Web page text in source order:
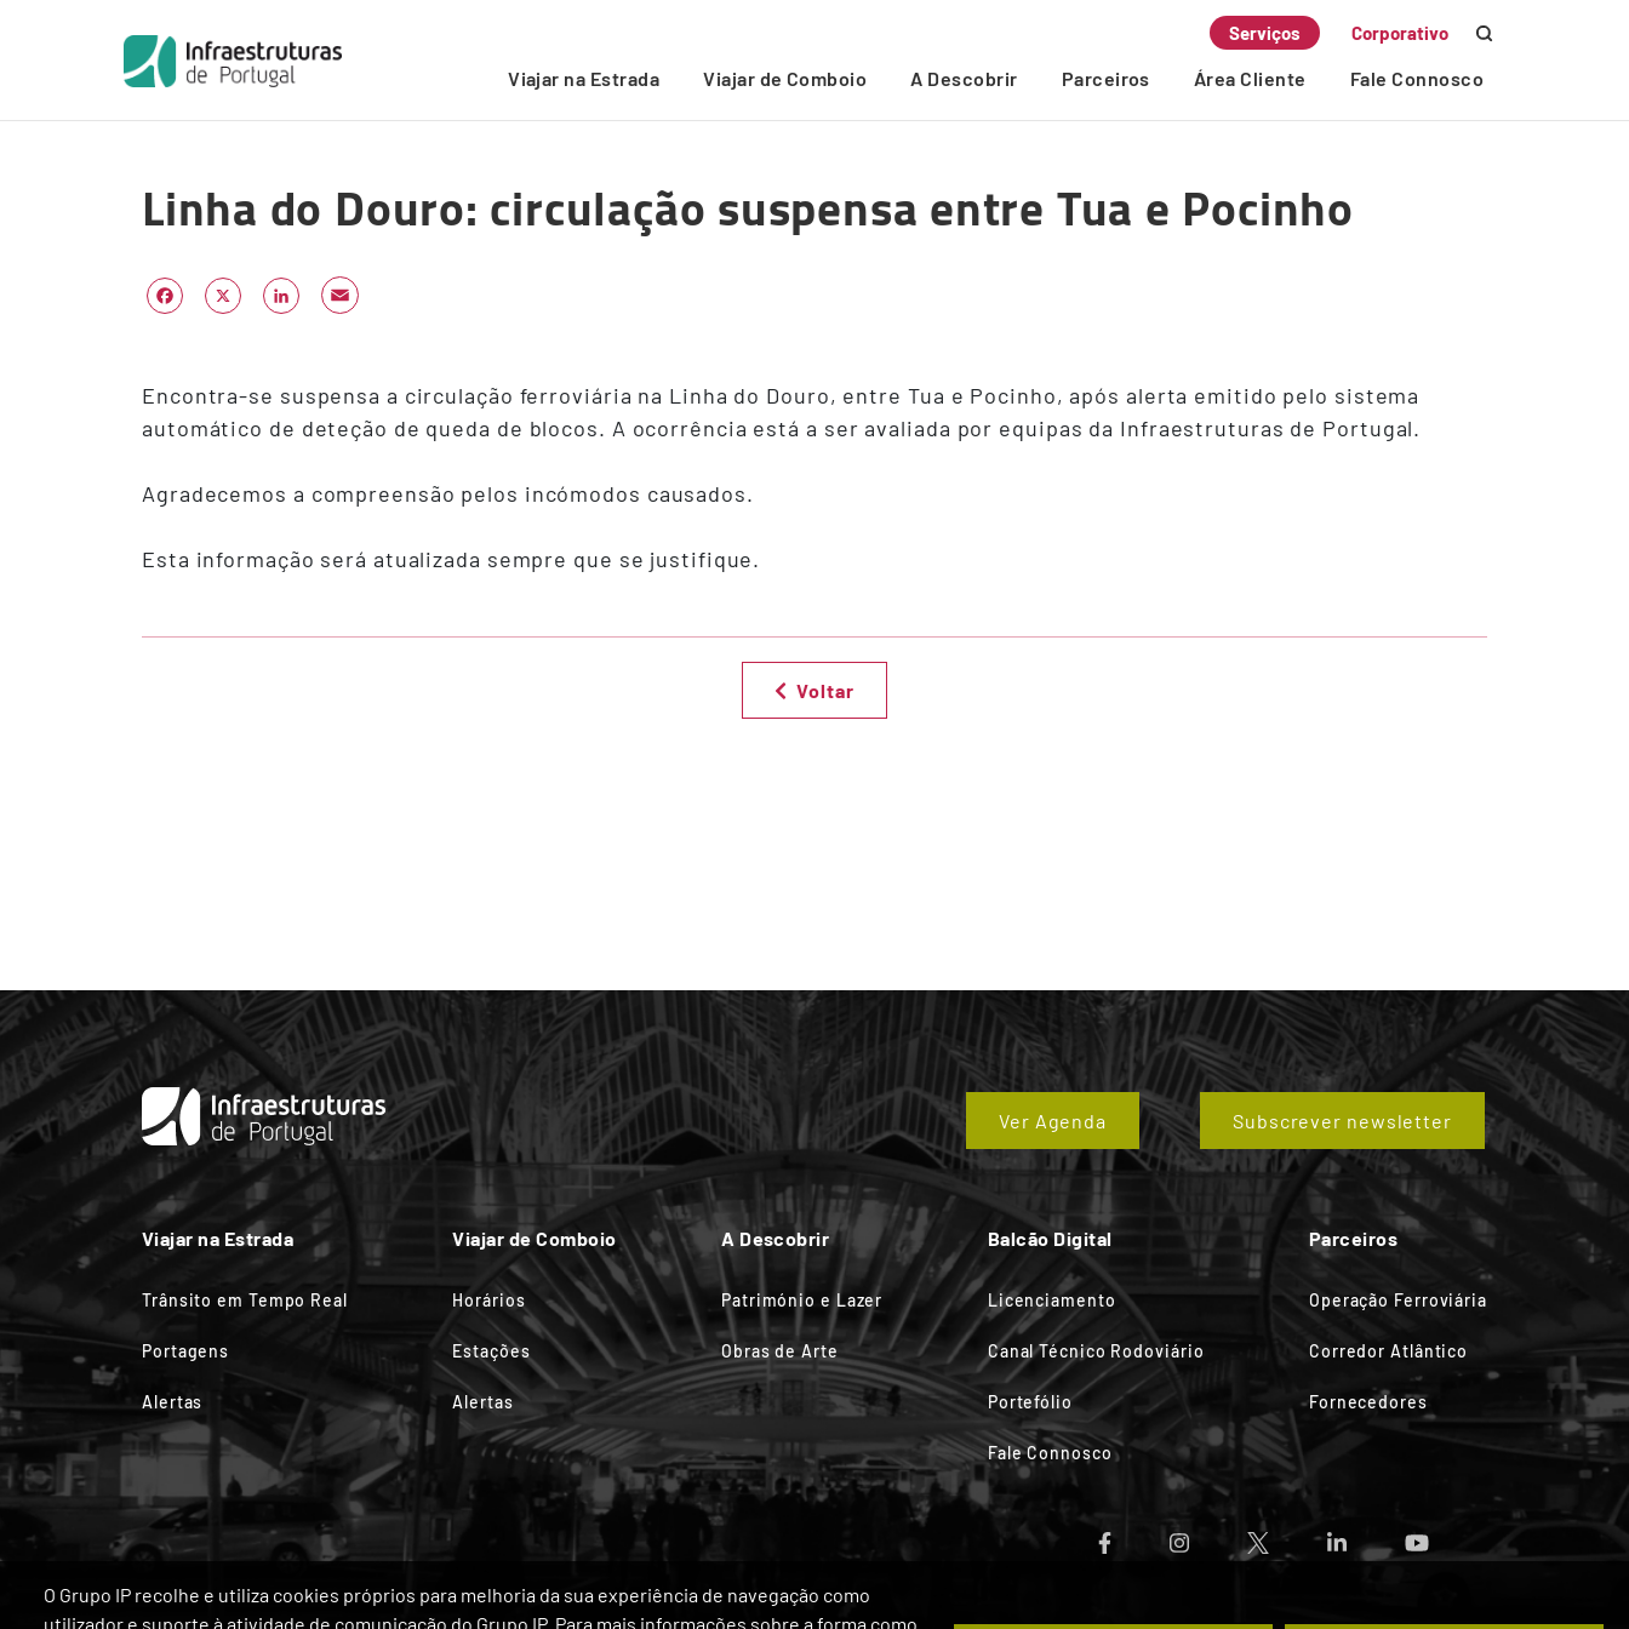
Serviços Corporativo
Viajar na Estrada Viajar de Comboio A Descobrir Parceiros Área Cliente Fale Connosco
Alertas / Linha do Douro: circulação suspensa entre Tua e Pocinho
Linha do Douro: circulação suspensa entre Tua e Pocinho
Facebook
X LinkedIn
Encontra-se suspensa a circulação ferroviária na Linha do Douro, entre Tua e Pocinho, após alerta emitido pelo sistema
automático de deteção de queda de blocos. A ocorrência está a ser avaliada por equipas da Infraestruturas de Portugal.
Agradecemos a compreensão pelos incómodos causados.
Esta informação será atualizada sempre que se justifique.
Voltar
O Grupo IP recolhe e utiliza cookies próprios para melhoria da sua experiência de navegação como
utilizador e suporte à atividade de comunicação do Grupo IP. Para mais informações sobre a forma como
Ver Agenda Subscrever newsletter
Viajar na Estrada
Trânsito em Tempo Real
Portagens
Alertas
Viajar de Comboio
Horários
Estações
Alertas
A Descobrir
Património e Lazer
Obras de Arte
Balcão Digital
Licenciamento
Canal Técnico Rodoviário
Portefólio
Fale Connosco
Parceiros
Operação Ferroviária
Corredor Atlântico
Fornecedores